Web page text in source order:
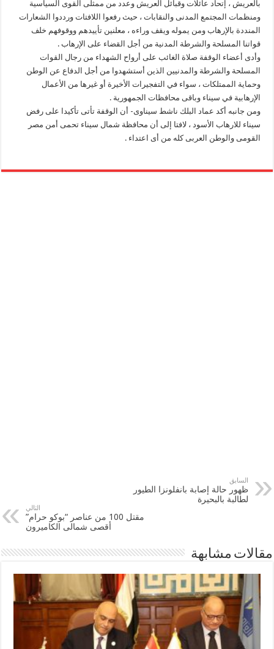
بالعريش ، إتحاد عائلات وقبائل العريش وعدد من ممثلى القوى السياسية
ومنظمات المجتمع المدنى والنقابات ، حيث رفعوا اللافتات ورددوا الشعارات
المنددة بالإرهاب ومن يموله ويقف وراءه ، معلنين تأييدهم ووقوفهم خلف
قواتنا المسلحة والشرطة المدنية من أجل القضاء على الإرهاب .
وأدى أعضاء الوقفة صلاة الغائب على أرواح الشهداء من رجال القوات
المسلحة والشرطة والمدنيين الذين أستشهدوا من أجل الدفاع عن الوطن
وحماية الممتلكات ، سواء في التفجيرات الأخيرة أو غيرها من الأعمال
الإرهابية في سيناء وباقى محافظات الجمهورية .
ومن جانبه أكد عماد البلك ناشط سيناوى- أن الوقفة تأتى تأكيدا على رفض
سيناء للارهاب الأسود ، لافتا إلى أن محافظة شمال سيناء تحمى أمن مصر
القومى والوطن العربى كله من أى اعتداء .
السابق
ظهور حالة إصابة بانفلونزا الطيور
لطالبة بالبحيرة
التالي
مقتل 100 من عناصر “‫‏بوكو حرام‬”
أقصى شمالى ‫‏الكاميرون‬
مقالات مشابهة